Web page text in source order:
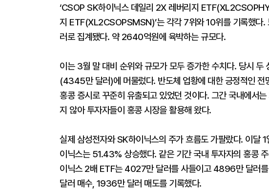
‘CSOP SK하이닉스 데일리 2X 레버리지
지 ETF(XL2CSOPSMSN)’는 각각 7위와 10위를 기록했다
러로 집계됐다. 약 2640억원에 육박하는 규모다.
이는 3월 말 대비 순위와 규모가 모두 증가한 수치다. 당시
(4345만 달러)에 머물렀다. 반도체 업황에 대한 긍정적인 전
홍콩 증시로 꾸준히 유출되고 있었던 것이다. 그간 국내에서
지 않아 투자자들이 홍콩 시장을 활용해 왔다.
실제 삼성전자와 SK하이닉스의 주가 흐름도 가팔랐다. 이
이닉스는 51.43% 상승했다. 같은 기간 국내 투자자의 홍콩
이닉스 2배 ETF는 4027만 달러를 사들이고 4896만 달러
달러 매수, 1936만 달러 매도를 기록했다.